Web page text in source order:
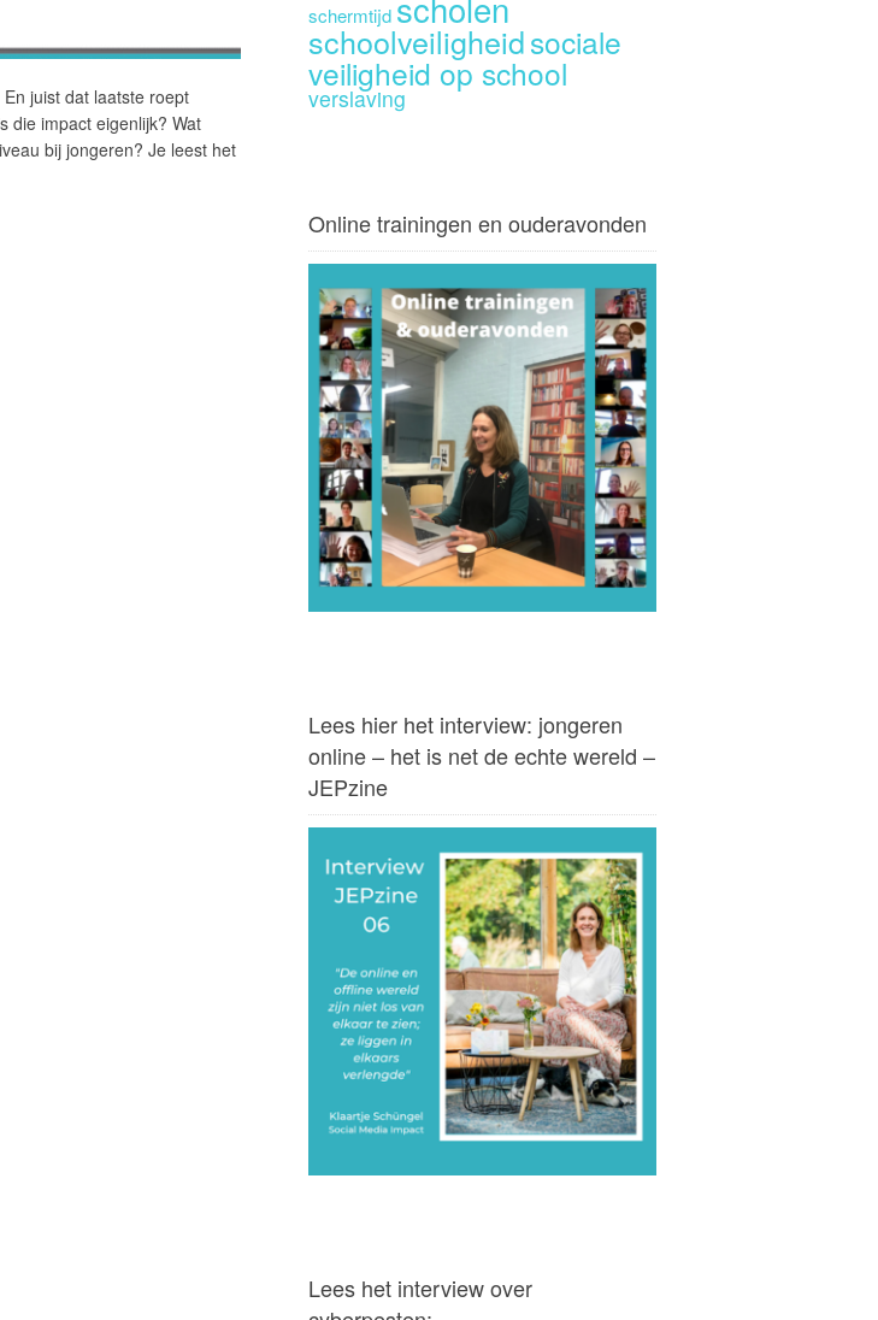
juist dat laatste roept
die impact eigenlijk? Wat
bij jongeren? Je leest het
schermtijd
schoolveiligheidsociale
veiligheid op school
verslaving
Online trainingen en ouderavonden
Lees hier het interview: jongeren
online – het is net de echte wereld –
JEPzine
Lees het interview over